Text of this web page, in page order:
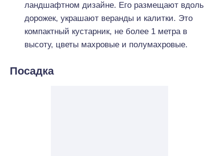
ландшафтном дизайне. Его размещают вдоль
дорожек, украшают веранды и калитки. Это
компактный кустарник, не более 1 метра в
высоту, цветы махровые и полумахровые.
Посадка